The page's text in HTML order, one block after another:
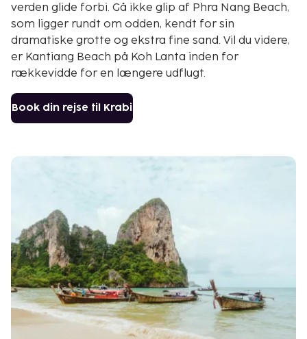
verden glide forbi. Gå ikke glip af Phra Nang Beach,
som ligger rundt om odden, kendt for sin
dramatiske grotte og ekstra fine sand. Vil du videre,
er Kantiang Beach på Koh Lanta inden for
rækkevidde for en længere udflugt.
Book din rejse til Krabi